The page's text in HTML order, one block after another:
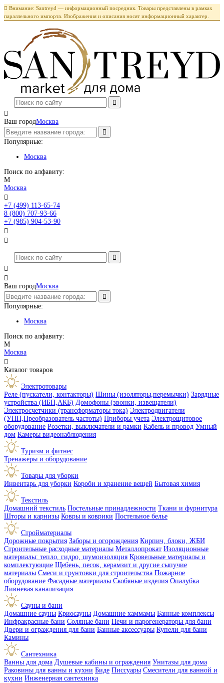
 Внимание: Santreyd — информационный посредник. Товары представлены в рамках
параллельного импорта. Изображения и описания носят информационный характер.

Ваш городМосква
Популярные:
Москва
Поиск по алфавиту:
М
Москва

+7 (499) 113-65-74
8 (800) 707-93-66
+7 (985) 904-53-90




Ваш городМосква
Популярные:
Москва
Поиск по алфавиту:
М
Москва

Каталог товаров
Электротовары
Реле (пускатели, контакторы) Шины (изоляторы,перемычки) Зарядные
устройства (ИБП,АКБ) Домофоны (звонки, извещатели)
Электросчетчики (трансформаторы тока) Электродвигатели
(УПП,Преобразователь частоты) Приборы учета Электрощитовое
оборудование Розетки, выключатели и рамки Кабель и провод Умный
дом Камеры видеонаблюдения
Туризм и фитнес
Тренажеры и оборудование
Товары для уборки
Инвентарь для уборки Короби и хранение вещей Бытовая химия
Текстиль
Домашний текстиль Постельные принадлежности Ткани и фурнитура
Шторы и карнизы Ковры и коврики Постельное белье
Стройматериалы
Дорожные покрытия Заборы и огорождения Кирпич, блоки, ЖБИ
Строительные расходные материалы Металлопрокат Изоляционные
материалы: тепло, гидро, шумоизоляция Кровельные материалы и
комплектующие Щебень, песок, керамзит и другие сыпучие
материалы Смеси и грунтовки для строительства Пожарное
оборудование Фасадные материалы Скобяные изделия Опалубка
Ливневая канализация
Сауны и бани
Домашние сауны Криосауны Домашние хаммамы Банные комплексы
Инфракрасные бани Соляные бани Печи и парогенераторы для бани
Двери и ограждения для бани Банные аксессуары Купели для бани
Камины
Сантехника
Ванны для дома Душевые кабины и ограждения Унитазы для дома
Раковины для ванны и кухни Биде Писсуары Смесители для ванной и
кухни Инженерная сантехника